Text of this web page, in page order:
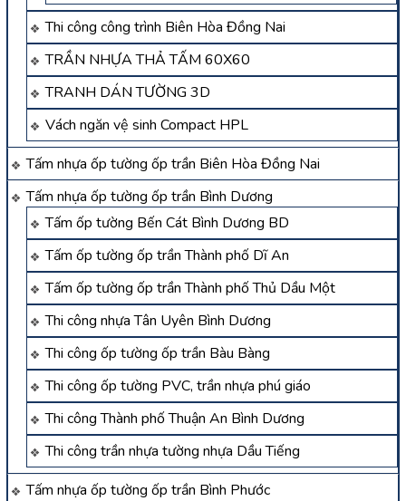
Thi công công trình Biên Hòa Đồng Nai
TRẦN NHỰA THẢ TẤM 60X60
TRANH DÁN TƯỜNG 3D
Vách ngăn vệ sinh Compact HPL
Tấm nhựa ốp tường ốp trần Biên Hòa Đồng Nai
Tấm nhựa ốp tường ốp trần Bình Dương
Tấm ốp tường Bến Cát Bình Dương BD
Tấm ốp tường ốp trần Thành phố Dĩ An
Tấm ốp tường ốp trần Thành phố Thủ Dầu Một
Thi công nhựa Tân Uyên Bình Dương
Thi công ốp tường ốp trần Bàu Bàng
Thi công ốp tường PVC, trần nhựa phú giáo
Thi công Thành phố Thuận An Bình Dương
Thi công trần nhựa tường nhựa Dầu Tiếng
Tấm nhựa ốp tường ốp trần Bình Phước